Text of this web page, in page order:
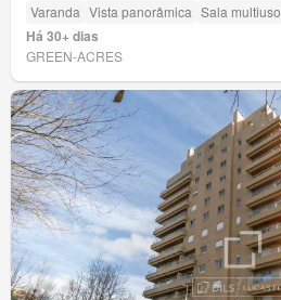
Varanda Vista panorâmica Sala multiuso
Há 30+ dias
GREEN-ACRES